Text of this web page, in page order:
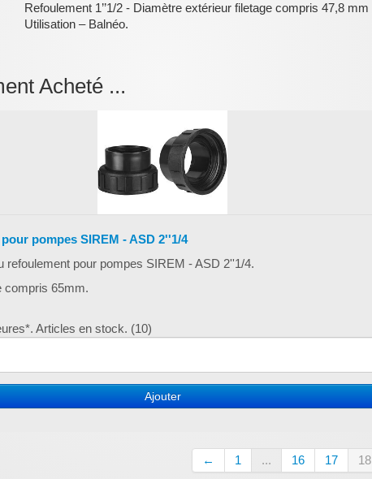
Refoulement 1’’1/2 - Diamètre extérieur filetage compris 47,8 mm
Utilisation – Balnéo.
Acheté ...
pompes SIREM - ASD 2''1/4
refoulement pour pompes SIREM - ASD 2''1/4.
compris 65mm.
Articles en stock. (10)
Ajouter
← 1 ... 16 17 18